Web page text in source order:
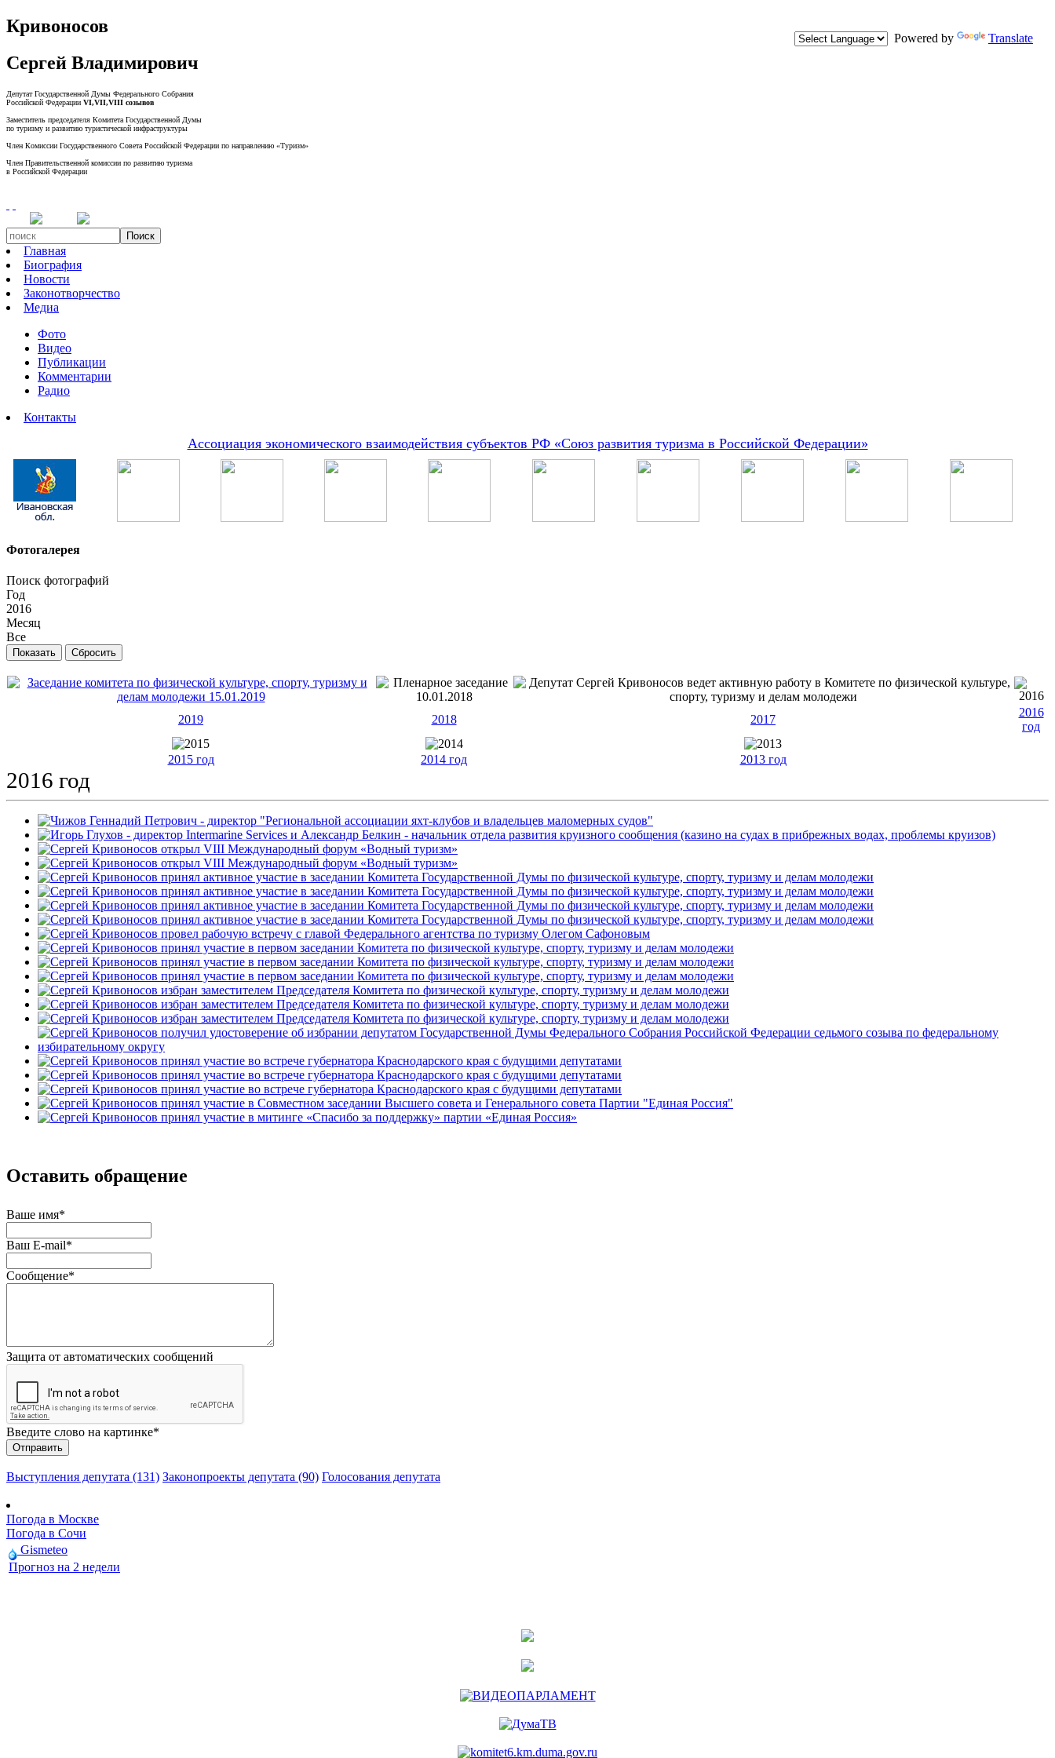
Powered by Translate
Кривоносов
Сергей Владимирович
Депутат Государственной Думы Федерального Собрания
Российской Федерации VI,VII,VIII созывов
Заместитель председателя Комитета Государственной Думы
по туризму и развитию туристической инфраструктуры
Член Комиссии Государственного Совета Российской Федерации по направлению «Туризм»
Член Правительственной комиссии по развитию туризма
в Российской Федерации
Поиск
Главная
Биография
Новости
Законотворчество
Медиа
Фото
Видео
Публикации
Комментарии
Радио
Контакты
Ассоциация экономического взаимодействия субъектов РФ «Союз развития туризма в Российской Федерации»
Фотогалерея
Поиск фотографий
Год
2016
Месяц
Все
2019 2018 2017
2016
год
2015 год 2014 год 2013 год
2016 год
Оставить обращение
Ваше имя*
Ваш E-mail*
Сообщение*
Защита от автоматических сообщений
Введите слово на картинке*
Выступления депутата (131) Законопроекты депутата (90) Голосования депутата
Погода в Москве
Погода в Сочи
Gismeteo
Прогноз на 2 недели